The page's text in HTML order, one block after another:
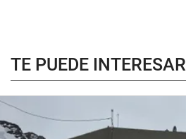
TE PUEDE INTERESAR